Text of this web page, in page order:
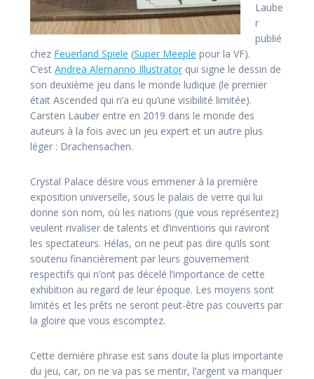
Laube
r
publié
chez Feuerland Spiele (Super Meeple pour la VF).
C’est Andrea Alemanno Illustratorqui signe le dessin de
son deuxième jeu dans le monde ludique (le premier
était Ascended qui n’a eu qu’une visibilité limitée).
Carsten Lauber entre en 2019 dans le monde des
auteurs à la fois avec un jeu expert et un autre plus
léger : Drachensachen.
Crystal Palace désire vous emmener à la première
exposition universelle, sous le palais de verre qui lui
donne son nom, où les nations (que vous représentez)
veulent rivaliser de talents et d’inventions qui raviront
les spectateurs. Hélas, on ne peut pas dire qu’ils sont
soutenu financièrement par leurs gouvernement
respectifs qui n’ont pas décelé l’importance de cette
exhibition au regard de leur époque. Les moyens sont
limités et les prêts ne seront peut-être pas couverts par
la gloire que vous escomptez.
Cette dernière phrase est sans doute la plus importante
du jeu, car, on ne va pas se mentir, l’argent va manquer